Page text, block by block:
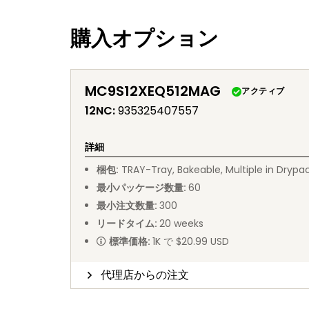
購入オプション
MC9S12XEQ512MAG アクティブ
12NC:935325407557
詳細
梱包: TRAY-Tray, Bakeable, Multiple in
最小パッケージ数量: 60
最小注文数量: 300
リードタイム: 20 weeks
標準価格: 1K で $20.99 USD
代理店からの注文